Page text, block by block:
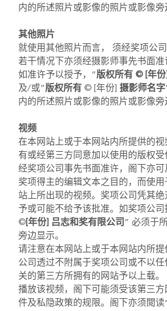
内的所述照片或影像的照片或影像旁
其他照片
就使用其他照片而言， 须经奖项公
若干情况下亦须经摄影师事先书面准
如准许予以授予，“版权所有 © [年
及/或“版权所有 © [年份] 摄影师名字
内的所述照片或影像的照片或影像旁
视频
在本网站上或于本网站内所提供的
有或经第三方同意加以使用的版权受
经奖项公司事先书面准许，阁下亦
奖项得主的编辑文本之目的，而使用
站上所出现的视频。奖项公司凭其
予或可能不给予该批准。如奖项公司
©[年份] 吕志和奖有限公司 ” 必须于
旁边显示。
请注意在本网站上或于本网站内所
公司透过不附属于奖项公司或不以
关的第三方所拥有的网站予以上载
播放该视频，阁下可能须受该第三
件及私隐政策的规限。阁下亦须閲